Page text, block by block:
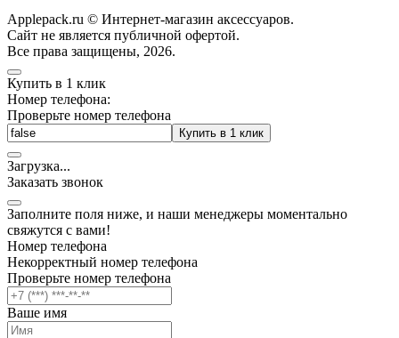
Applepack.ru © Интернет-магазин аксессуаров.
Cайт не является публичной офертой.
Все права защищены, 2026.
Купить в 1 клик
Номер телефона:
Проверьте номер телефона
Купить в 1 клик
Загрузка...
Заказать звонок
Заполните поля ниже, и наши менеджеры моментально
свяжутся с вами!
Номер телефона
Некорректный номер телефона
Проверьте номер телефона
Ваше имя